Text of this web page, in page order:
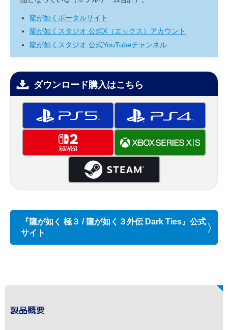
龍が如くポータルサイト
龍が如くスタジオ 公式X（エックス）アカウント
龍が如くスタジオ 公式YouTubeチャンネル
ダウンロード購入はこちら
『龍が如く 極３ / 龍が如く３外伝 Dark Ties』公式
サイト
製品概要